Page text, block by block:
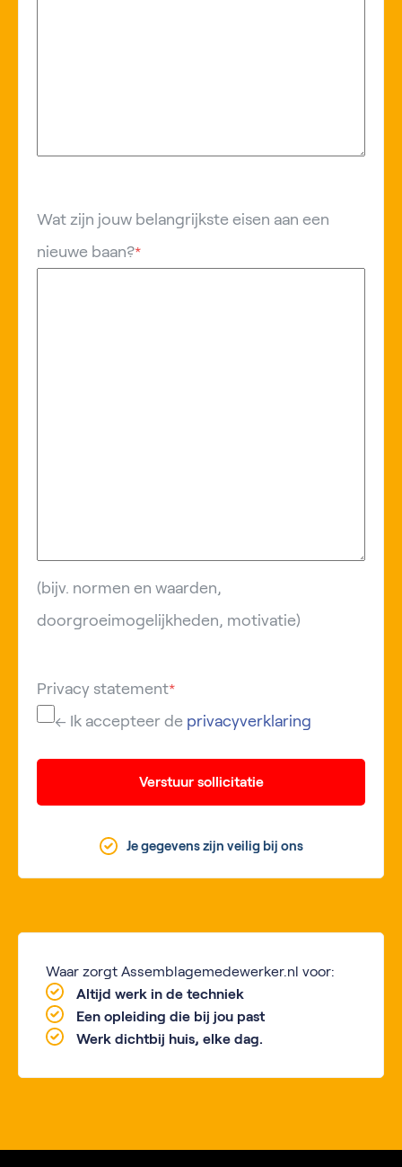
Wat zijn jouw belangrijkste eisen aan een
nieuwe baan?*
(bijv. normen en waarden,
doorgroeimogelijkheden, motivatie)
Privacy statement*
← Ik accepteer de privacyverklaring
Verstuur sollicitatie
Je gegevens zijn veilig bij ons
Waar zorgt Assemblagemedewerker.nl voor:
Altijd werk in de techniek
Een opleiding die bij jou past
Werk dichtbij huis, elke dag.